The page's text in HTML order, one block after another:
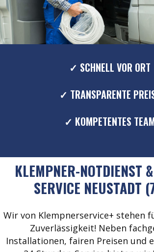
✓ SCHNELL VOR ORT
✓ TRANSPARENTE
✓ KOMPETENTES
KLEMPNER-NOTDIENST
SERVICE NEUSTADT
Wir von Klempnerservice+ stehen
Zuverlässigkeit! Neben
Installationen, fairen Preisen und